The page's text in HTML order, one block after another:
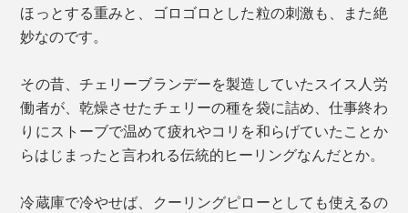
ほっとする重みと、ゴロゴロとした粒の刺激も、また絶
妙なのです。
その昔、チェリーブランデーを製造していたスイス人労
働者が、乾燥させたチェリーの種を袋に詰め、仕事終わ
りにストーブで温めて疲れやコリを和らげていたことか
らはじまったと言われる伝統的ヒーリングなんだとか。
冷蔵庫で冷やせば、クーリングピローとしても使えるの